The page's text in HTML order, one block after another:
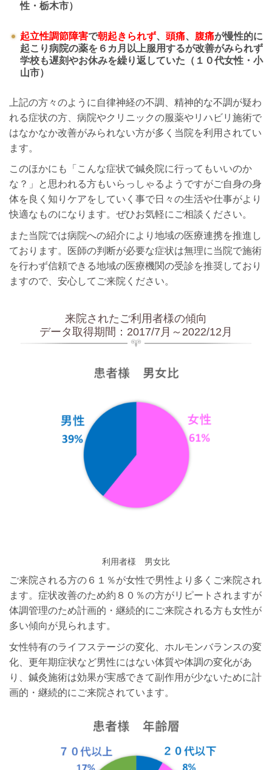
性・栃木市）
起立性調節障害で朝起きられず、 頭痛、 腹痛が慢性的に
起こり病院の薬を６カ月以上服用するが改善がみられず
学校も遅刻やお休みを繰り返していた（１０代女性・小
山市）
上記の方々のように自律神経の不調、精神的な不調が疑わ
れる症状の方、病院やクリニックの服薬やリハビリ施術で
はなかなか改善がみられない方が多く当院を利用されてい
ます。
このほかにも「こんな症状で鍼灸院に行ってもいいのか
な？」と思われる方もいらっしゃるようですがご自身の身
体を良く知りケアをしていく事で日々の生活や仕事がより
快適なものになります。ぜひお気軽にご相談ください。
また当院では病院への紹介により地域の医療連携を推進し
ております。医師の判断が必要な症状は無理に当院で施術
を行わず信頼できる地域の医療機関の受診を推奨しており
ますので、安心してご来院ください。
来院されたご利用者様の傾向
データ取得期間：2017/7月～2022/12月
利用者様 男女比
ご来院される方の６１％が女性で男性より多くご来院され
ます。症状改善のため約８０％の方がリピートされますが
体調管理のため計画的・継続的にご来院される方も女性が
多い傾向が見られます。
女性特有のライフステージの変化、ホルモンバランスの変
化、更年期症状など男性にはない体質や体調の変化があ
り、鍼灸施術は効果が実感できて副作用が少ないために計
画的・継続的にご来院されています。